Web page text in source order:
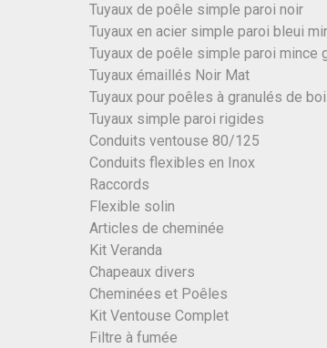
Tuyaux de poêle simple paroi noir
Tuyaux en acier simple paroi bleui
Tuyaux de poêle simple paroi mince
Tuyaux émaillés Noir Mat
Tuyaux pour poêles à granulés de
Tuyaux simple paroi rigides
Conduits ventouse 80/125
Conduits flexibles en Inox
Raccords
Flexible solin
Articles de cheminée
Kit Veranda
Chapeaux divers
Cheminées et Poêles
Kit Ventouse Complet
Filtre à fumée